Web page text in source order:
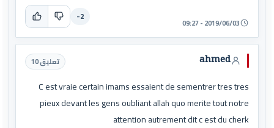
2019/06/03 - 09:27
-2
ahmed تعليق 10
C est vraie certain imams essaient de sementrer tres tres
pieux devant les gens oubliant allah quo merite tout notre
attention autrement dit c est du cherk